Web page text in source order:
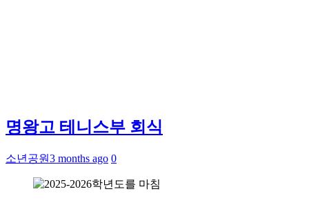
명왕고 테니스부 회식
소년공원3 months ago 0